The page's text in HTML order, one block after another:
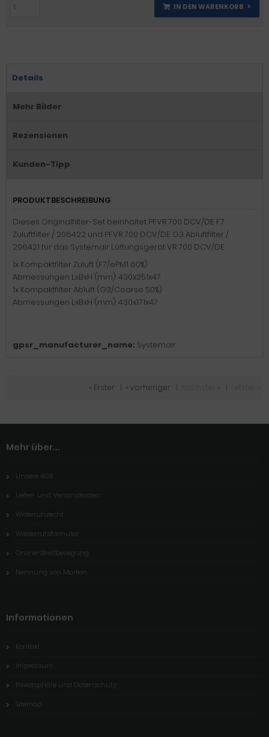
IN DEN WARENKORB
Details
Mehr Bilder
Rezensionen
Kunden-Tipp
PRODUKTBESCHREIBUNG
Dieses Originalfilter-Set beinhaltet PFVR 700 DCV/DE F7
Zuluftfilter / 206422 und PFVR 700 DCV/DE G3 Abluftfilter /
206421 für das Systemair Lüftungsgerät VR 700 DCV/DE.
1x Kompaktfilter Zuluft (F7/ePM1 60%)
Abmessungen LxBxH (mm): 430x251x47
1x Kompaktfilter Abluft (G3/Coarse 50%)
Abmessungen LxBxH (mm): 430x171x47
gpsr_manufacturer_name: Systemair
« Erster « vorheriger
Mehr über...
Unsere AGB
Liefer- und Versandkosten
Widerrufsrecht
Wiederrufsformular
Online-Streitbeilegung
Nennung von Marken
Informationen
Kontakt
Impressum
Privatsphäre und Datenschutz
Sitemap